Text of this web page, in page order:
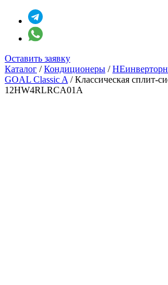
Оставить заявку
Каталог /Кондиционеры /
GOAL Classic A /Классическая сплит-
12HW4RLRCA01A